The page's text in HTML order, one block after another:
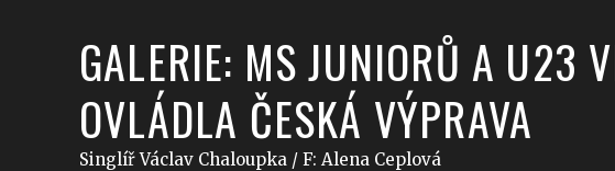
GALERIE: MS JUNIORŮ A U23
OVLÁDLA ČESKÁ VÝPRAVA
Singlíř Václav Chaloupka / F: Alena Ceplová